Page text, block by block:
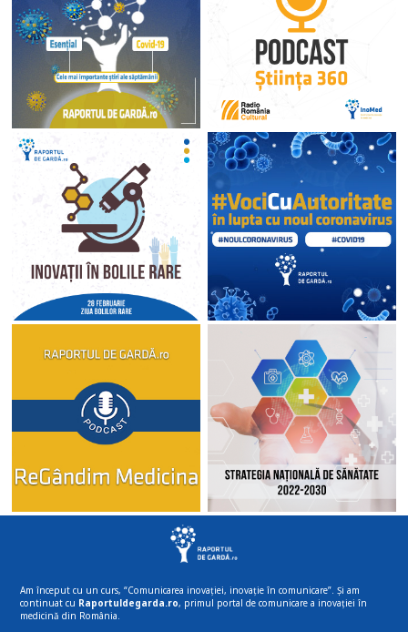
Am început cu un curs, “Comunicarea inovației, inovație în comunicare”. Și am
continuat cu Raportuldegarda.ro, primul portal de comunicare a inovației în
medicină din România.